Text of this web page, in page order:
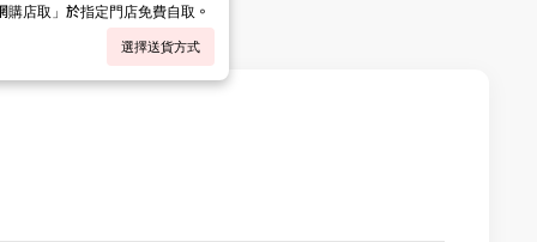
店取」於指定門店免費自取。
選擇送貨方式